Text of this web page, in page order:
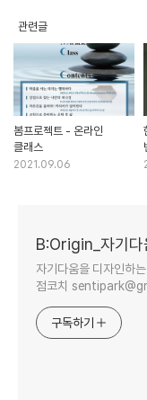
관련글
봄프로젝트 - 온라인
클래스
2021.09.06
B:Origin_자기다
자기다움을 디자인하
점코치
구독하기